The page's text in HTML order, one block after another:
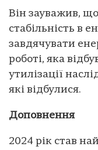
Він зауважив,
стабільність в
завдячувати
роботі, яка
утилізації
які відбулися.
Доповнення
2024 рік став